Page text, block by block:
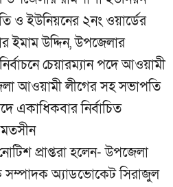
ও ইউনিয়নের ২নং ওয়ার্ডের
ইমাম উদ্দিন, উপজেলার
চেয়ারম্যান পদে আওয়ামী
আওয়ামী লীগের সহ সভাপতি
একাধিকবার নির্বাচিত
প্রাপ্তরা হলেন- উপজেলা
সম্পাদক অ্যাডভোকেট সিরাজুল